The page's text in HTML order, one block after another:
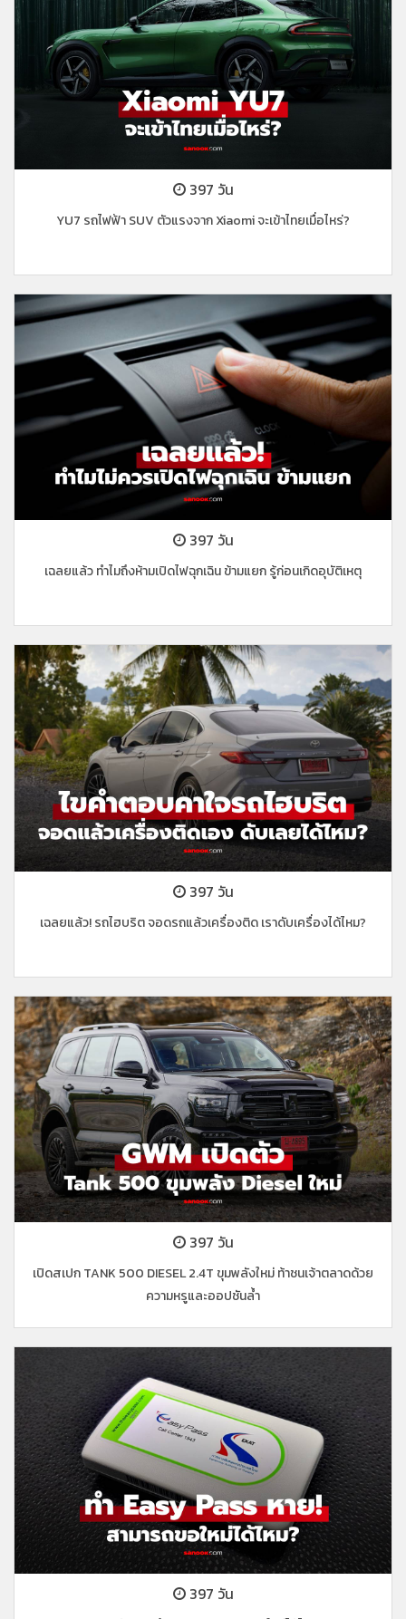
397 วัน
YU7 รถไฟฟ้า SUV ตัวแรงจาก Xiaomi จะเข้าไทยเมื่อไหร่?
397 วัน
เฉลยแล้ว ทำไมถึงห้ามเปิดไฟฉุกเฉิน ข้ามแยก รู้ก่อนเกิดอุบัติเหตุ
397 วัน
เฉลยแล้ว! รถไฮบริต จอดรถแล้วเครื่องติด เราดับเครื่องได้ไหม?
397 วัน
เปิดสเปก TANK 500 DIESEL 2.4T ขุมพลังใหม่ ท้าชนเจ้าตลาดด้วย
ความหรูและออปชันล้ำ
397 วัน